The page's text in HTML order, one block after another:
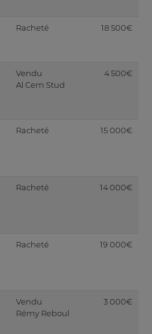
Racheté 18 500€
Vendu
Al Cem Stud
4 500€
Racheté 15 000€
Racheté 14 000€
Racheté 19 000€
Vendu
Rémy Reboul
3 000€